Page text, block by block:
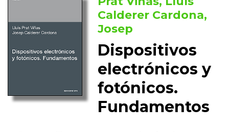
Calderer Cardona,
Josep
Dispositivos
electrónicos y
fotónicos.
Fundamentos